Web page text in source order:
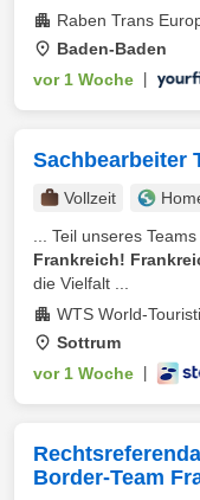
Raben Trans
Baden-Baden
vor 1 Woche
Sachbearbeiter
Vollzeit
... Teil unseres
Frankreich!
die Vielfalt ...
WTS World-
Sottrum
vor 1 Woche
Border-Team